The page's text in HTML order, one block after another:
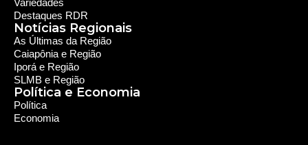
Saúde e Espiritualidade
Espiritualidade
Educação e Desenvolvimento Pessoal
Educação
Você Bem Informado
Serviços e Comunidade
Utilidade Pública
Oportunidade